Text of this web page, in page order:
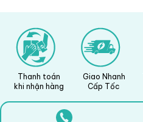
Thanh toán
khi nhận hàng
Giao Nhanh
Cấp Tốc